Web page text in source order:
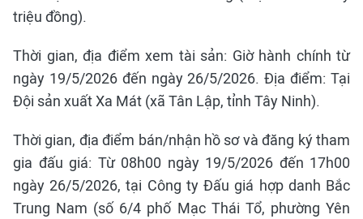
triệu đồng).
Thời gian, địa điểm xem tài sản: Giờ hành chính từ
ngày 19/5/2026 đến ngày 26/5/2026. Địa điểm: Tại
Đội sản xuất Xa Mát (xã Tân Lập, tỉnh Tây Ninh).
Thời gian, địa điểm bán/nhận hồ sơ và đăng ký tham
gia đấu giá: Từ 08h00 ngày 19/5/2026 đến 17h00
ngày 26/5/2026, tại Công ty Đấu giá hợp danh Bắc
Trung Nam (số 6/4 phố Mạc Thái Tổ, phường Yên